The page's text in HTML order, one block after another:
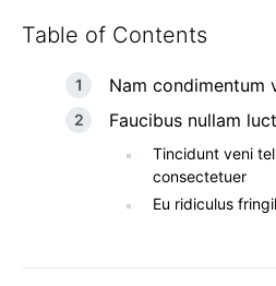
Table of Contents
Nam condimentum
Faucibus nullam
Tincidunt veni
consectetuer
Eu ridiculus